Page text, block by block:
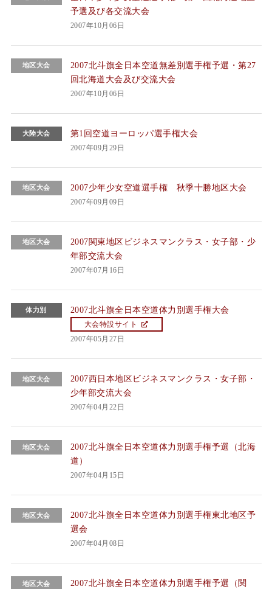
予選及び各交流大会
2007年10月06日
地区大会
2007北斗旗全日本空道無差別選手権予選・第27
回北海道大会及び交流大会
2007年10月06日
大陸大会 第1回空道ヨーロッパ選手権大会
2007年09月29日
地区大会 2007少年少女空道選手権 秋季十勝地区大会
2007年09月09日
地区大会
2007関東地区ビジネスマンクラス・女子部・少
年部交流大会
2007年07月16日
体力別 2007北斗旗全日本空道体力別選手権大会
大会特設サイト
2007年05月27日
地区大会
2007西日本地区ビジネスマンクラス・女子部・
少年部交流大会
2007年04月22日
地区大会
2007北斗旗全日本空道体力別選手権予選（北海
道）
2007年04月15日
地区大会
2007北斗旗全日本空道体力別選手権東北地区予
選会
2007年04月08日
地区大会
2007北斗旗全日本空道体力別選手権予選（関